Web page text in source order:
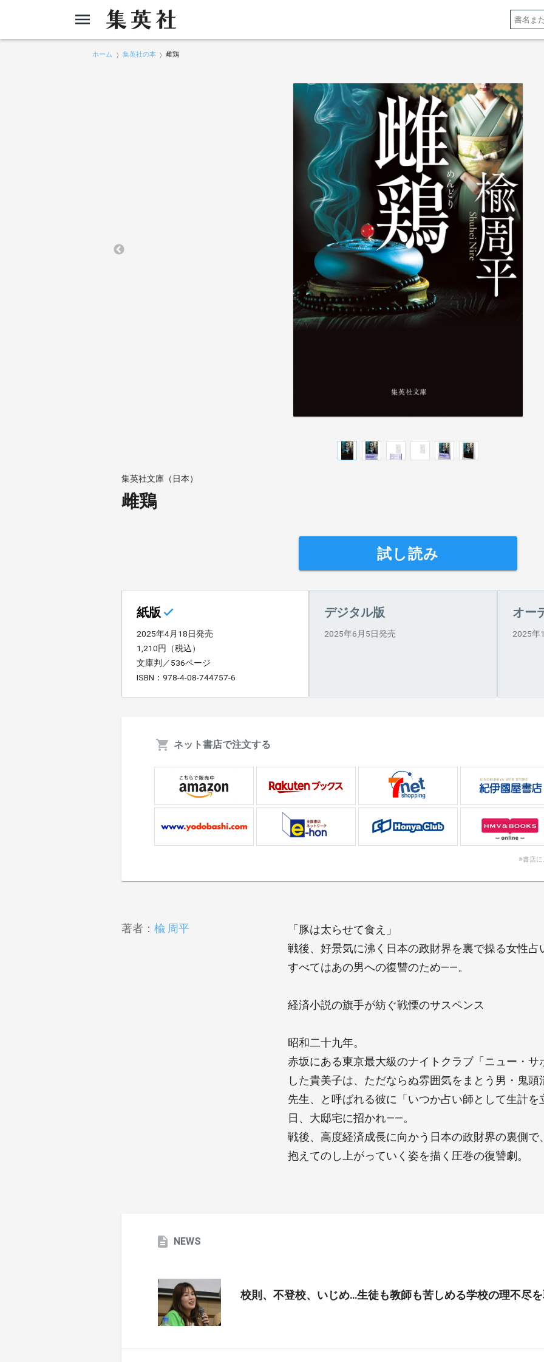
ホーム 集英社の本 雌鶏
集英社文庫（日本）
雌鶏
試し読み
紙版
2025年4月18日発売
1,210円（税込）
文庫判／536ページ
ISBN：978-4-08-744757-6
デジタル版
2025年6月5日発売
オー
2025年
ネット書店で注文する
※書店に
著者： 楡 周平
「豚は太らせて食え」
戦後、好景気に沸く日本の政財界を裏で操る女性占
すべてはあの男への復讐のため――。
経済小説の旗手が紡ぐ戦慄のサスペンス
昭和二十九年。
赤坂にある東京最大級のナイトクラブ「ニュー・
した貴美子は、ただならぬ雰囲気をまとう男・鬼頭
先生、と呼ばれる彼に「いつか占い師として生計
日、大邸宅に招かれ――。
戦後、高度経済成長に向かう日本の政財界の裏側で
抱えてのし上がっていく姿を描く圧巻の復讐劇。
NEWS
校則、不登校、いじめ…生徒も教師も苦しめる学校の理不尽